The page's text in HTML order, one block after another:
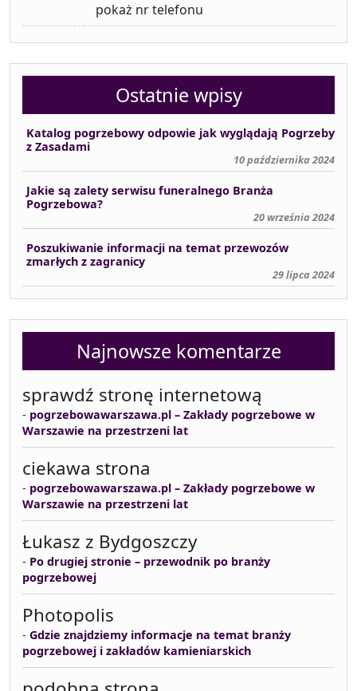
pokaż nr telefonu
Ostatnie wpisy
Katalog pogrzebowy odpowie jak wyglądają Pogrzeby
z Zasadami
10 października 2024
Jakie są zalety serwisu funeralnego Branża
Pogrzebowa?
20 września 2024
Poszukiwanie informacji na temat przewozów
zmarłych z zagranicy
29 lipca 2024
Najnowsze komentarze
sprawdź stronę internetową
- pogrzebowawarszawa.pl – Zakłady pogrzebowe w
Warszawie na przestrzeni lat
ciekawa strona
- pogrzebowawarszawa.pl – Zakłady pogrzebowe w
Warszawie na przestrzeni lat
Łukasz z Bydgoszczy
- Po drugiej stronie – przewodnik po branży
pogrzebowej
Photopolis
- Gdzie znajdziemy informacje na temat branży
pogrzebowej i zakładów kamieniarskich